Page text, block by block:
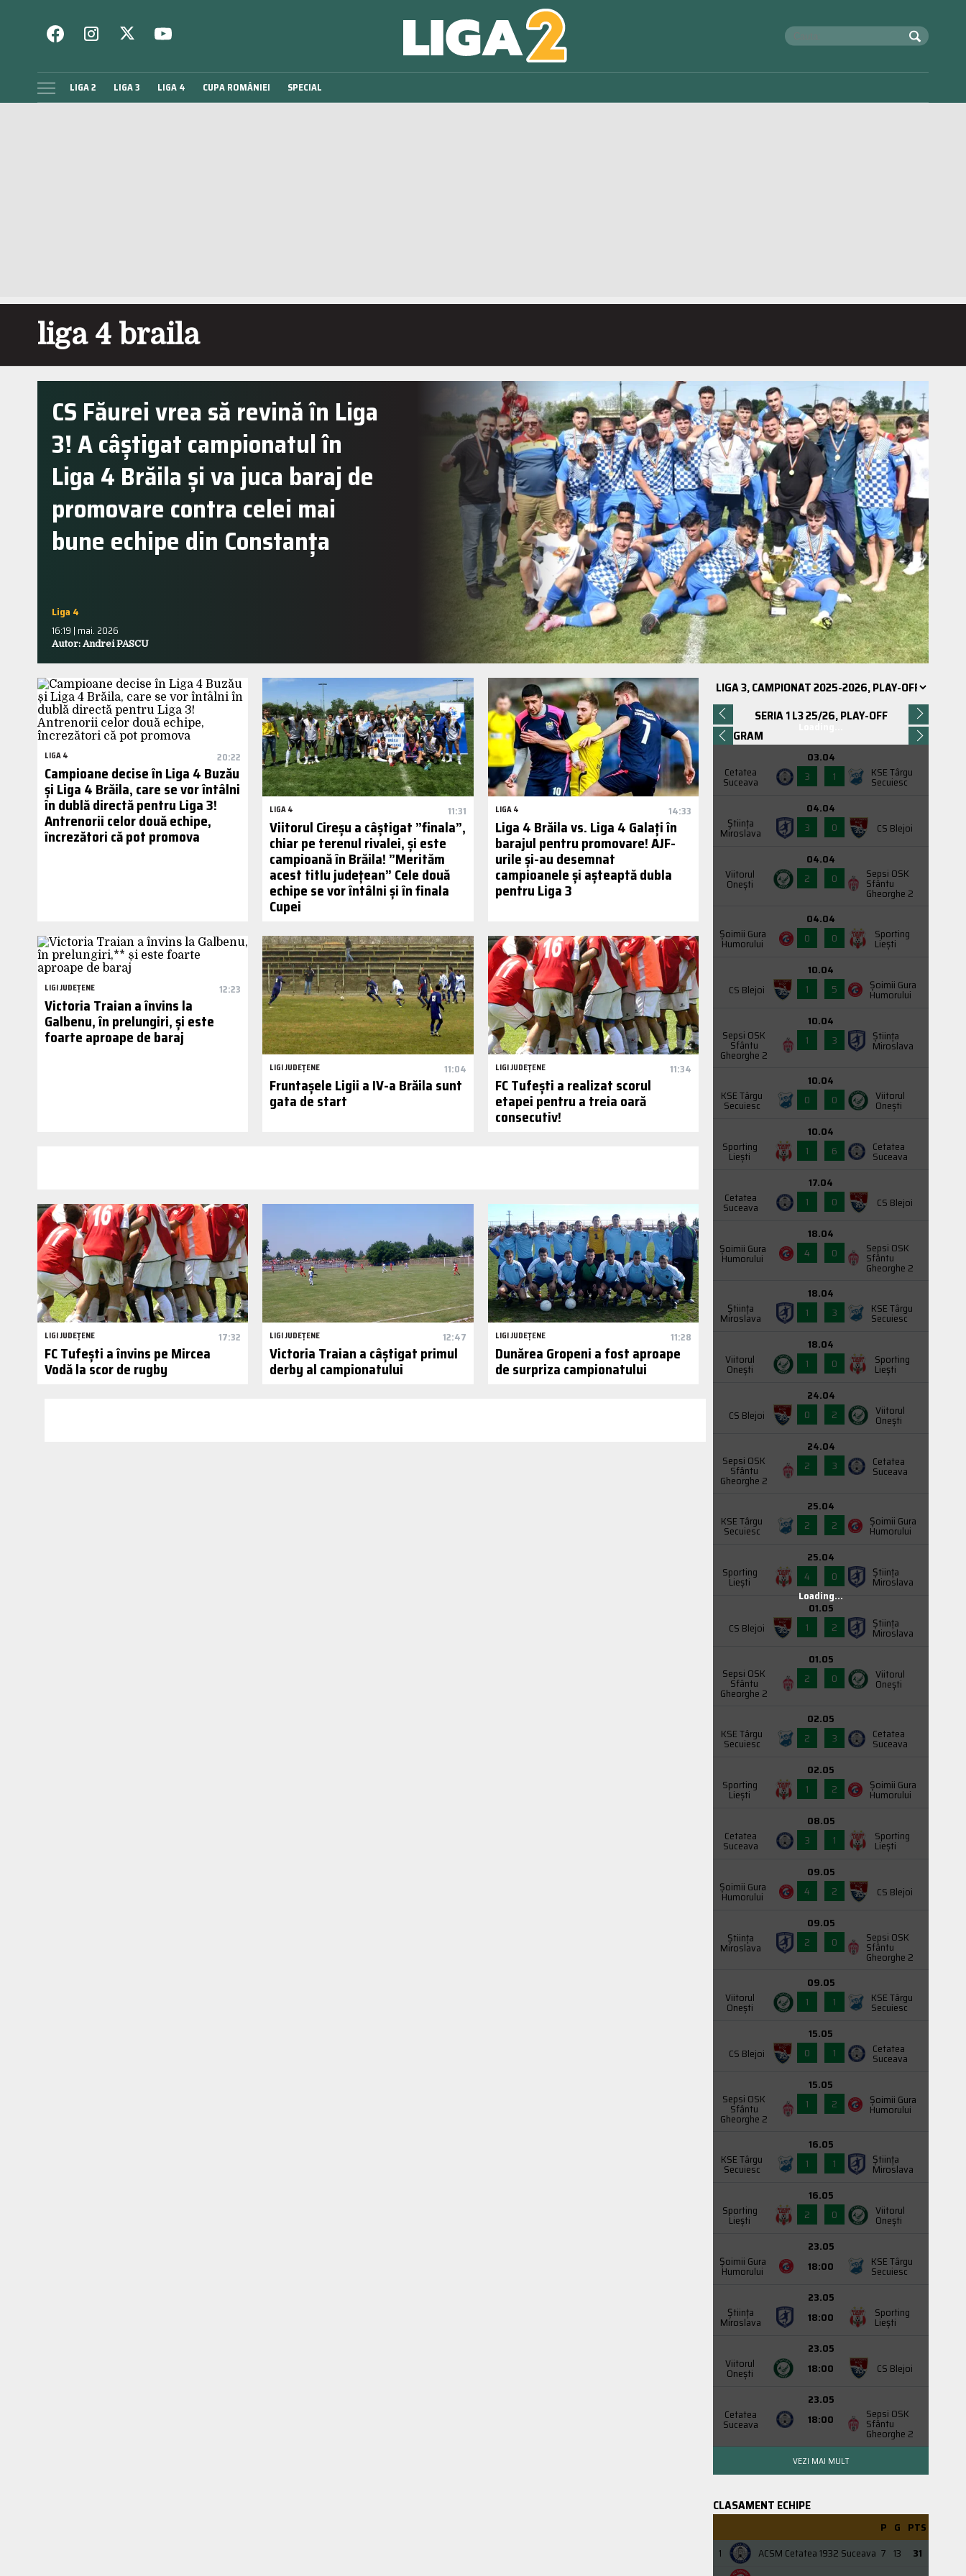
LIGA 2 LIGA 3 LIGA 4 CUPA ROMÂNIEI SPECIAL
liga 4 braila
CS Făurei vrea să revină în Liga
3! A câștigat campionatul în
Liga 4 Brăila și va juca baraj de
promovare contra celei mai
bune echipe din Constanța
Liga 4
16:19 | mai. 2026
Autor: Andrei PASCU
LIGA 4 20:22
Campioane decise în Liga 4 Buzău
și Liga 4 Brăila, care se vor întâlni
în dublă directă pentru Liga 3!
Antrenorii celor două echipe,
încrezători că pot promova
LIGA 4 11:31
Viitorul Cireșu a câștigat ”finala”,
chiar pe terenul rivalei, și este
campioană în Brăila! ”Merităm
acest titlu județean” Cele două
echipe se vor întâlni și în finala
Cupei
LIGA 4 14:33
Liga 4 Brăila vs. Liga 4 Galați în
barajul pentru promovare! AJF-
urile și-au desemnat
campioanele și așteaptă dubla
pentru Liga 3
LIGI JUDEȚENE 12:23
Victoria Traian a învins la
Galbenu, în prelungiri, și este
foarte aproape de baraj
LIGI JUDEȚENE 11:04
Fruntașele Ligii a IV-a Brăila sunt
gata de start
LIGI JUDEȚENE 11:34
FC Tufești a realizat scorul
etapei pentru a treia oară
consecutiv!
LIGI JUDEȚENE 17:32
FC Tufești a învins pe Mircea
Vodă la scor de rugby
LIGI JUDEȚENE 12:47
Victoria Traian a câștigat primul
derby al campionatului
LIGI JUDEȚENE 11:28
Dunărea Gropeni a fost aproape
de surpriza campionatului
SERIA 1 L3 25/26, PLAY-OFF
PROGRAM
Cetatea
Suceava
03.04
3
1 KSE Târgu
Secuiesc
Știința
Miroslava
04.04
3
0 CS Blejoi
Viitorul
Onești
04.04
2
0 Sepsi OSK
Sfântu
Gheorghe 2
Şoimii Gura
Humorului
04.04
0
0 Sporting
Liești
CS Blejoi
10.04
1
5 Şoimii Gura
Humorului
Sepsi OSK
Sfântu
Gheorghe 2
10.04
1
3 Știința
Miroslava
KSE Târgu
Secuiesc
10.04
0
0 Viitorul
Onești
Sporting
Liești
10.04
1
6 Cetatea
Suceava
Cetatea
Suceava
17.04
1
0 CS Blejoi
Şoimii Gura
Humorului
18.04
4
0 Sepsi OSK
Sfântu
Gheorghe 2
Știința
Miroslava
18.04
1
3 KSE Târgu
Secuiesc
Viitorul
Onești
18.04
1
0 Sporting
Liești
CS Blejoi
24.04
0
2 Viitorul
Onești
Sepsi OSK
Sfântu
Gheorghe 2
24.04
2
3 Cetatea
Suceava
KSE Târgu
Secuiesc
25.04
2
2 Şoimii Gura
Humorului
Sporting
Liești
25.04
4
0 Știința
Miroslava
CS Blejoi
01.05
1
2 Știința
Miroslava
Sepsi OSK
Sfântu
Gheorghe 2
01.05
2
0 Viitorul
Onești
KSE Târgu
Secuiesc
02.05
2
3 Cetatea
Suceava
Sporting
Liești
02.05
1
2 Şoimii Gura
Humorului
Cetatea
Suceava
08.05
3
1 Sporting
Liești
Şoimii Gura
Humorului
09.05
4
2 CS Blejoi
Știința
Miroslava
09.05
2
0 Sepsi OSK
Sfântu
Gheorghe 2
Viitorul
Onești
09.05
1
1 KSE Târgu
Secuiesc
CS Blejoi
15.05
0
1 Cetatea
Suceava
Sepsi OSK
Sfântu
Gheorghe 2
15.05
1
2 Şoimii Gura
Humorului
KSE Târgu
Secuiesc
16.05
1
1 Știința
Miroslava
Sporting
Liești
16.05
2
0 Viitorul
Onești
Şoimii Gura
Humorului
23.05
18:00
KSE Târgu
Secuiesc
Știința
Miroslava
23.05
18:00
Sporting
Liești
Viitorul
Onești
23.05
18:00
CS Blejoi
Cetatea
Suceava
23.05
18:00
Sepsi OSK
Sfântu
Gheorghe 2
Loading...
VEZI MAI MULT
CLASAMENT ECHIPE
P G PTS
1
ACSM Cetatea 1932 Suceava 7 13
31